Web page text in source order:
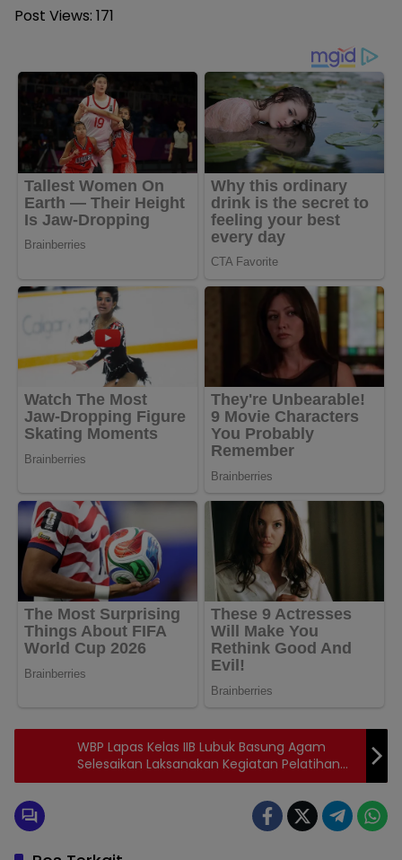
Post Views: 171
WBP Lapas Kelas IIB Lubuk Basung Agam
Selesaikan Laksanakan Kegiatan Pelatihan
Pengelasan.